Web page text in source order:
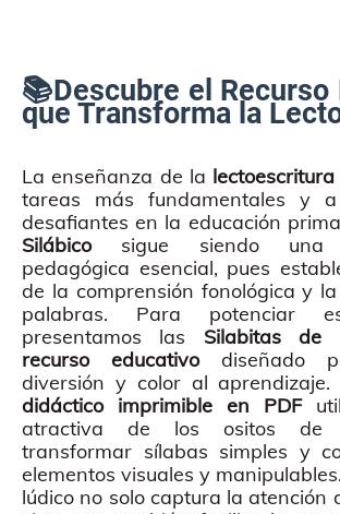
📚Descubre el Recurso
que Transforma la
La enseñanza de la lectoescritura
tareas más fundamentales y
desafiantes en la educación
Silábicosigue siendo una
pedagógica esencial, pues
de la comprensión fonológica y
palabras. Para potenciar
presentamos las Silabitas de
recurso educativodiseñado
diversión y color al aprendizaje.
didáctico imprimible en PDF
atractiva de los ositos de
transformar sílabas simples y
elementos visuales y
lúdico no solo captura la atención